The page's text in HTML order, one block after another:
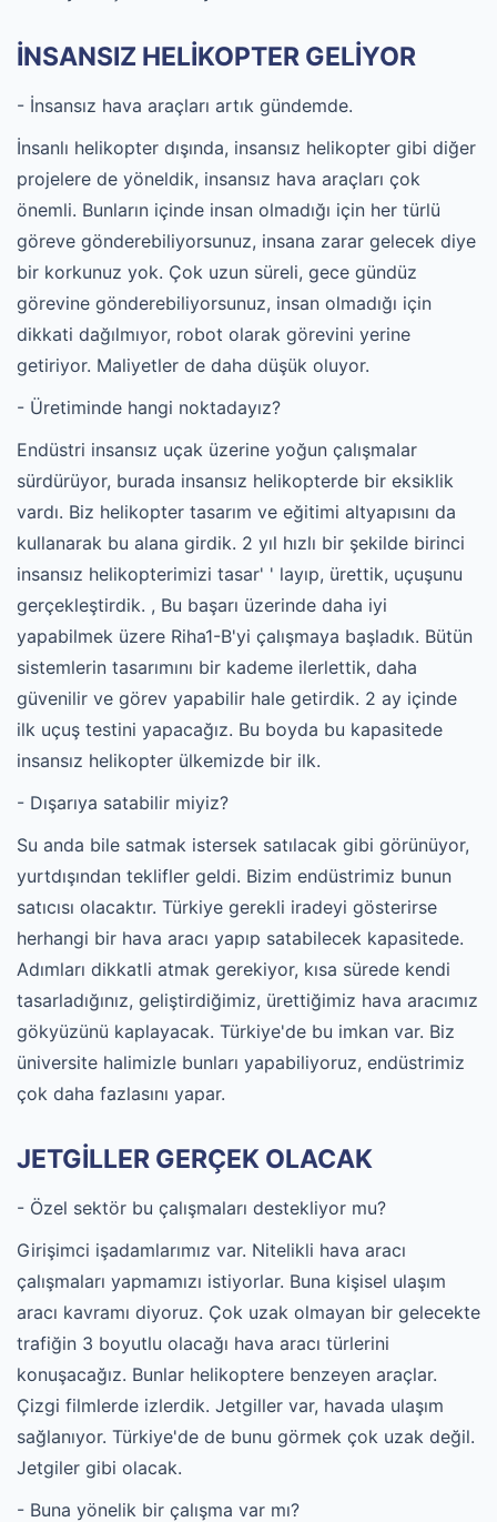
İNSANSIZ HELİKOPTER GELİYOR
- İnsansız hava araçları artık gündemde.
İnsanlı helikopter dışında, insansız helikopter gibi diğer
projelere de yöneldik, insansız hava araçları çok
önemli. Bunların içinde insan olmadığı için her türlü
göreve gönderebiliyorsunuz, insana zarar gelecek diye
bir korkunuz yok. Çok uzun süreli, gece gündüz
görevine gönderebiliyorsunuz, insan olmadığı için
dikkati dağılmıyor, robot olarak görevini yerine
getiriyor. Maliyetler de daha düşük oluyor.
- Üretiminde hangi noktadayız?
Endüstri insansız uçak üzerine yoğun çalışmalar
sürdürüyor, burada insansız helikopterde bir eksiklik
vardı. Biz helikopter tasarım ve eğitimi altyapısını da
kullanarak bu alana girdik. 2 yıl hızlı bir şekilde birinci
insansız helikopterimizi tasar' ' layıp, ürettik, uçuşunu
gerçekleştirdik. , Bu başarı üzerinde daha iyi
yapabilmek üzere Riha1-B'yi çalışmaya başladık. Bütün
sistemlerin tasarımını bir kademe ilerlettik, daha
güvenilir ve görev yapabilir hale getirdik. 2 ay içinde
ilk uçuş testini yapacağız. Bu boyda bu kapasitede
insansız helikopter ülkemizde bir ilk.
- Dışarıya satabilir miyiz?
Su anda bile satmak istersek satılacak gibi görünüyor,
yurtdışından teklifler geldi. Bizim endüstrimiz bunun
satıcısı olacaktır. Türkiye gerekli iradeyi gösterirse
herhangi bir hava aracı yapıp satabilecek kapasitede.
Adımları dikkatli atmak gerekiyor, kısa sürede kendi
tasarladığınız, geliştirdiğimiz, ürettiğimiz hava aracımız
gökyüzünü kaplayacak. Türkiye'de bu imkan var. Biz
üniversite halimizle bunları yapabiliyoruz, endüstrimiz
çok daha fazlasını yapar.
JETGİLLER GERÇEK OLACAK
- Özel sektör bu çalışmaları destekliyor mu?
Girişimci işadamlarımız var. Nitelikli hava aracı
çalışmaları yapmamızı istiyorlar. Buna kişisel ulaşım
aracı kavramı diyoruz. Çok uzak olmayan bir gelecekte
trafiğin 3 boyutlu olacağı hava aracı türlerini
konuşacağız. Bunlar helikoptere benzeyen araçlar.
Çizgi filmlerde izlerdik. Jetgiller var, havada ulaşım
sağlanıyor. Türkiye'de de bunu görmek çok uzak değil.
Jetgiler gibi olacak.
- Buna yönelik bir çalışma var mı?